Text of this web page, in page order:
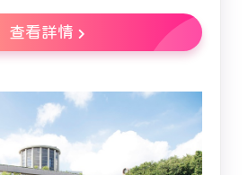
查看詳情